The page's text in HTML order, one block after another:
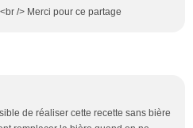
/> Merci pour ce partage
de réaliser cette recette sans bière